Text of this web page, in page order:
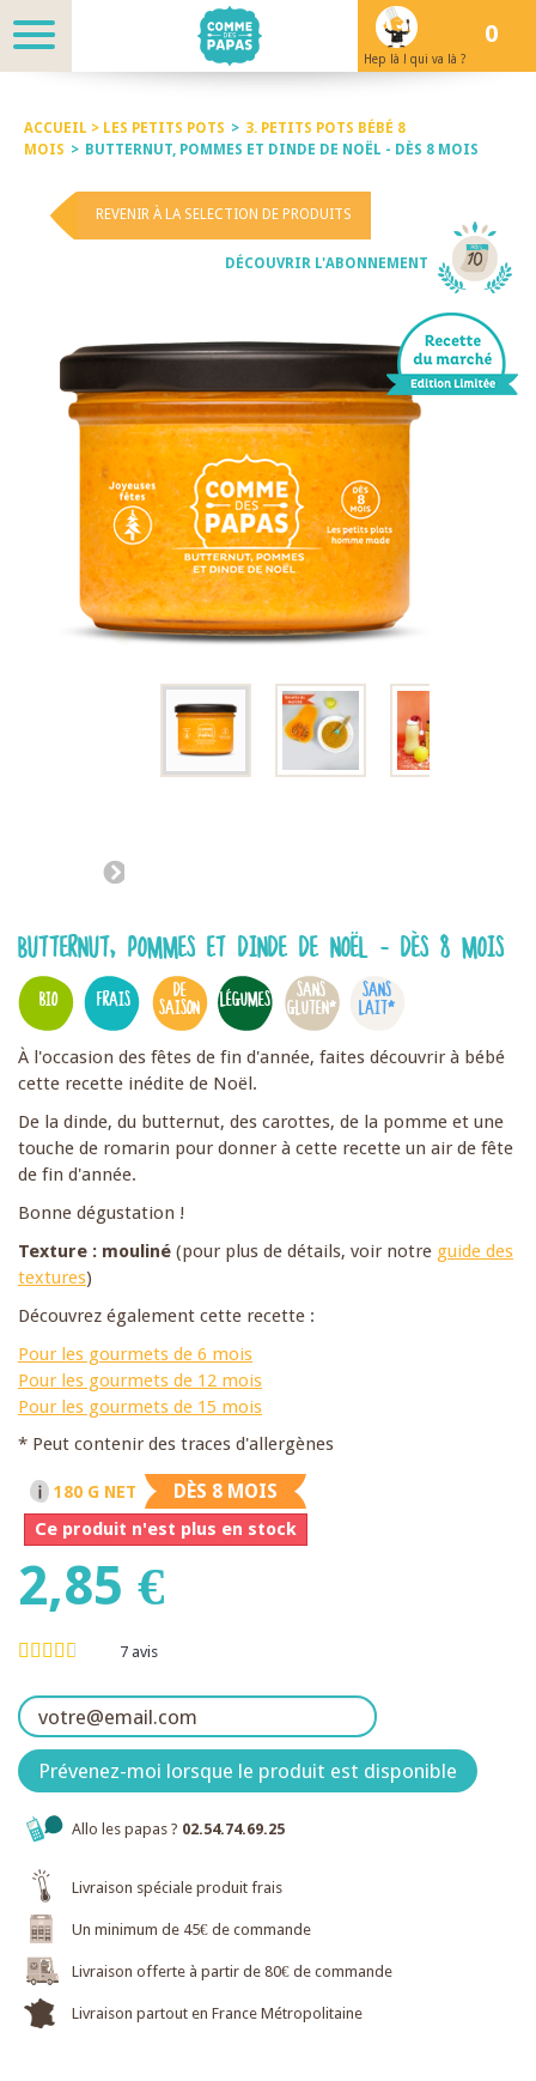
Hep là ! qui va là ?
0
ACCUEIL > LES PETITS POTS > 3. PETITS POTS BÉBÉ 8
MOIS > BUTTERNUT, POMMES ET DINDE DE NOËL - DÈS 8 MOIS
REVENIR À LA SELECTION DE PRODUITS
DÉCOUVRIR L'ABONNEMENT
BUTTERNUT, POMMES ET DINDE DE NOËL - DÈS 8 MOIS
BIO FRAIS
DE
SAISON
LÉGUMES
SANS
GLUTEN*
SANS
LAIT*
À l'occasion des fêtes de fin d'année, faites découvrir à bébé
cette recette inédite de Noël.
De la dinde, du butternut, des carottes, de la pomme et une
touche de romarin pour donner à cette recette un air de fête
de fin d'année.
Bonne dégustation !
Texture : mouliné (pour plus de détails, voir notre guide des
textures)
Découvrez également cette recette :
Pour les gourmets de 6 mois
Pour les gourmets de 12 mois
Pour les gourmets de 15 mois
* Peut contenir des traces d'allergènes
180 G NET DÈS 8 MOIS
Ce produit n'est plus en stock
2,85 €
7 avis
Prévenez-moi lorsque le produit est disponible
Allo les papas ? 02.54.74.69.25
Livraison spéciale produit frais
Un minimum de 45€ de commande
Livraison offerte à partir de 80€ de commande
Livraison partout en France Métropolitaine